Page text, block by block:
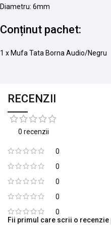
Diametru: 6mm
Conținut pachet:
1 x Mufa Tata Borna Audio/Negru
RECENZII
0 recenzii
0
0
0
0
0
Fii primul care scrii o recenzie